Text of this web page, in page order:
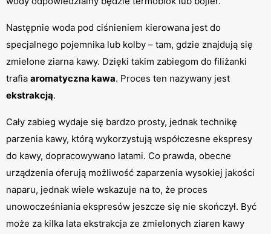
Następnie woda pod ciśnieniem kierowana jest do
specjalnego pojemnika lub kolby – tam, gdzie znajdują się
zmielone ziarna kawy. Dzięki takim zabiegom do filiżanki
trafia aromatyczna kawa
ekstrakcją.
Cały zabieg wydaje się bardzo prosty, jednak technikę
parzenia kawy, którą wykorzystują współczesne ekspresy
do kawy, dopracowywano latami. Co prawda, obecne
urządzenia oferują możliwość zaparzenia wysokiej jakości
naparu, jednak wiele wskazuje na to, że proces
unowocześniania ekspresów jeszcze się nie skończył. Być
może za kilka lata ekstrakcja ze zmielonych ziaren kawy